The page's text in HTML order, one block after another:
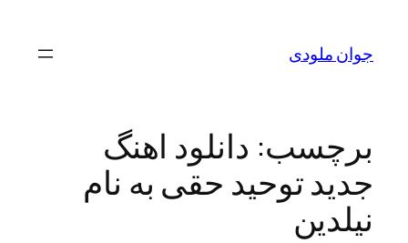
محتواجوان ملودی
برچسب: دانلود اهنگ
جدید توحید حقی به نام
نیلدین